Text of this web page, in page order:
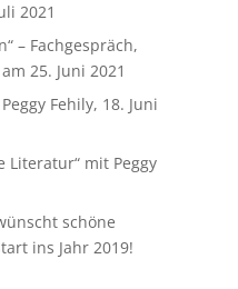
2021
– Fachgespräch,
25. Juni 2021
Fehily, 18. Juni
Literatur“ mit Peggy
schöne
ins Jahr 2019!